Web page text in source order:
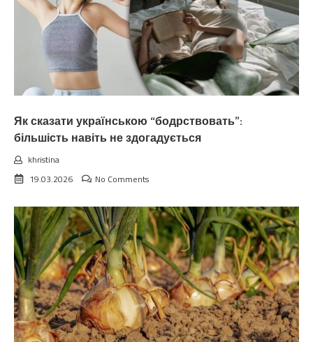
Як сказати українською “бодрствовать”:
більшість навіть не здогадується
khristina
19.03.2026
No Comments